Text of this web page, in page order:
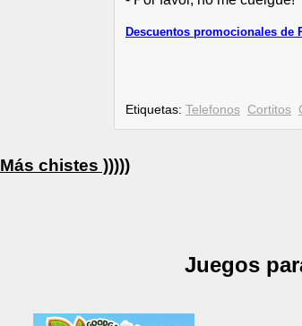
Descuentos promocionales de
Etiquetas: Telefonos Cortitos
Más chistes )))))
Juegos